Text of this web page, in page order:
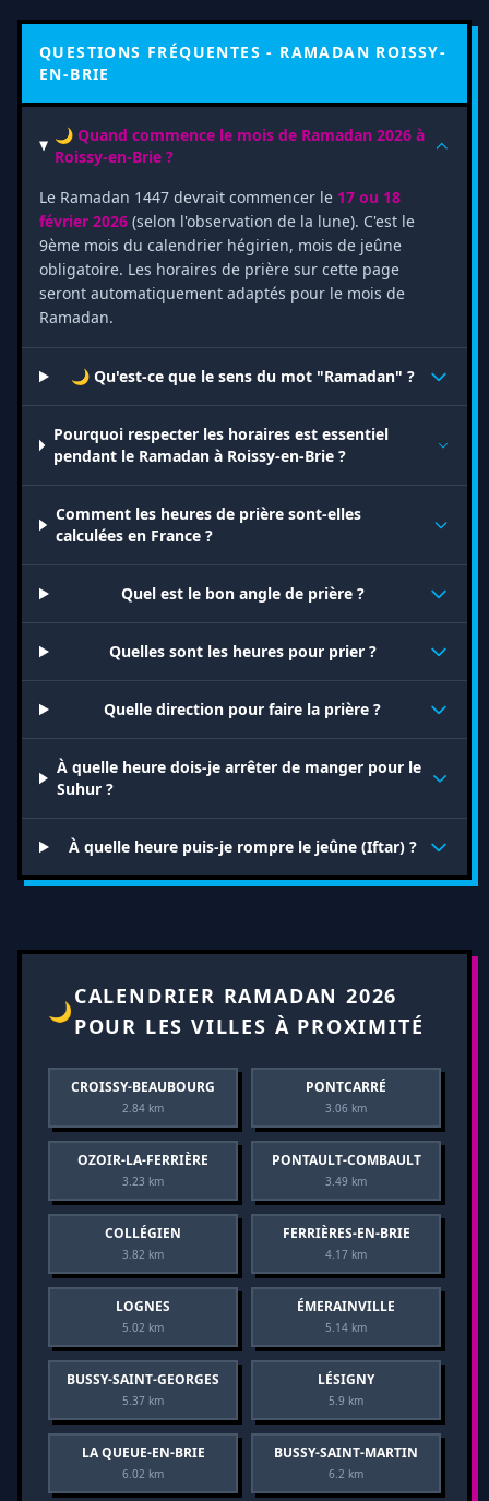
QUESTIONS FRÉQUENTES - RAMADAN ROISSY-
EN-BRIE
🌙 Quand commence le mois de Ramadan 2026 à
Roissy-en-Brie ?
Le Ramadan 1447 devrait commencer le 17 ou 18
février 2026 (selon l'observation de la lune). C'est le
9ème mois du calendrier hégirien, mois de jeûne
obligatoire. Les horaires de prière sur cette page
seront automatiquement adaptés pour le mois de
Ramadan.
🌙 Qu'est-ce que le sens du mot "Ramadan" ?
Pourquoi respecter les horaires est essentiel
pendant le Ramadan à Roissy-en-Brie ?
Comment les heures de prière sont-elles
calculées en France ?
Quel est le bon angle de prière ?
Quelles sont les heures pour prier ?
Quelle direction pour faire la prière ?
À quelle heure dois-je arrêter de manger pour le
Suhur ?
À quelle heure puis-je rompre le jeûne (Iftar) ?
🌙
CALENDRIER RAMADAN 2026
POUR LES VILLES À PROXIMITÉ
CROISSY-BEAUBOURG
2.84 km
PONTCARRÉ
3.06 km
OZOIR-LA-FERRIÈRE
3.23 km
PONTAULT-COMBAULT
3.49 km
COLLÉGIEN
3.82 km
FERRIÈRES-EN-BRIE
4.17 km
LOGNES
5.02 km
ÉMERAINVILLE
5.14 km
BUSSY-SAINT-GEORGES
5.37 km
LÉSIGNY
5.9 km
LA QUEUE-EN-BRIE
6.02 km
BUSSY-SAINT-MARTIN
6.2 km